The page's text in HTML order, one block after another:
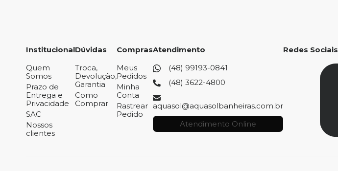
Institucional
Quem
Somos
Prazo de
Entrega e
Privacidade
SAC
Nossos
clientes
Dúvidas
Troca,
Devolução,
Garantia
Como
Comprar
Compras
Meus
Pedidos
Minha
Conta
Rastrear
Pedido
Atendimento
(48) 99193-0841
(48) 3622-4800
aquasol@aquasolbanheiras.com.br
Atendimento Online
Redes Sociais